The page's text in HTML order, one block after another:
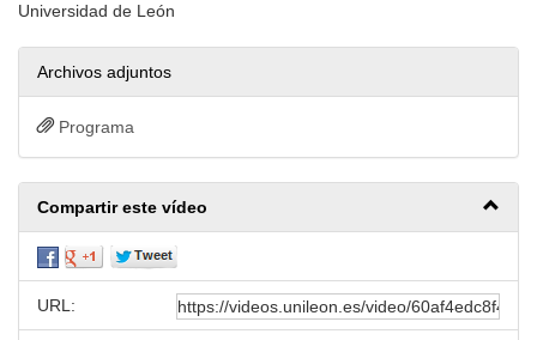
Universidad de León
Archivos adjuntos
Programa
Compartir este vídeo
URL: